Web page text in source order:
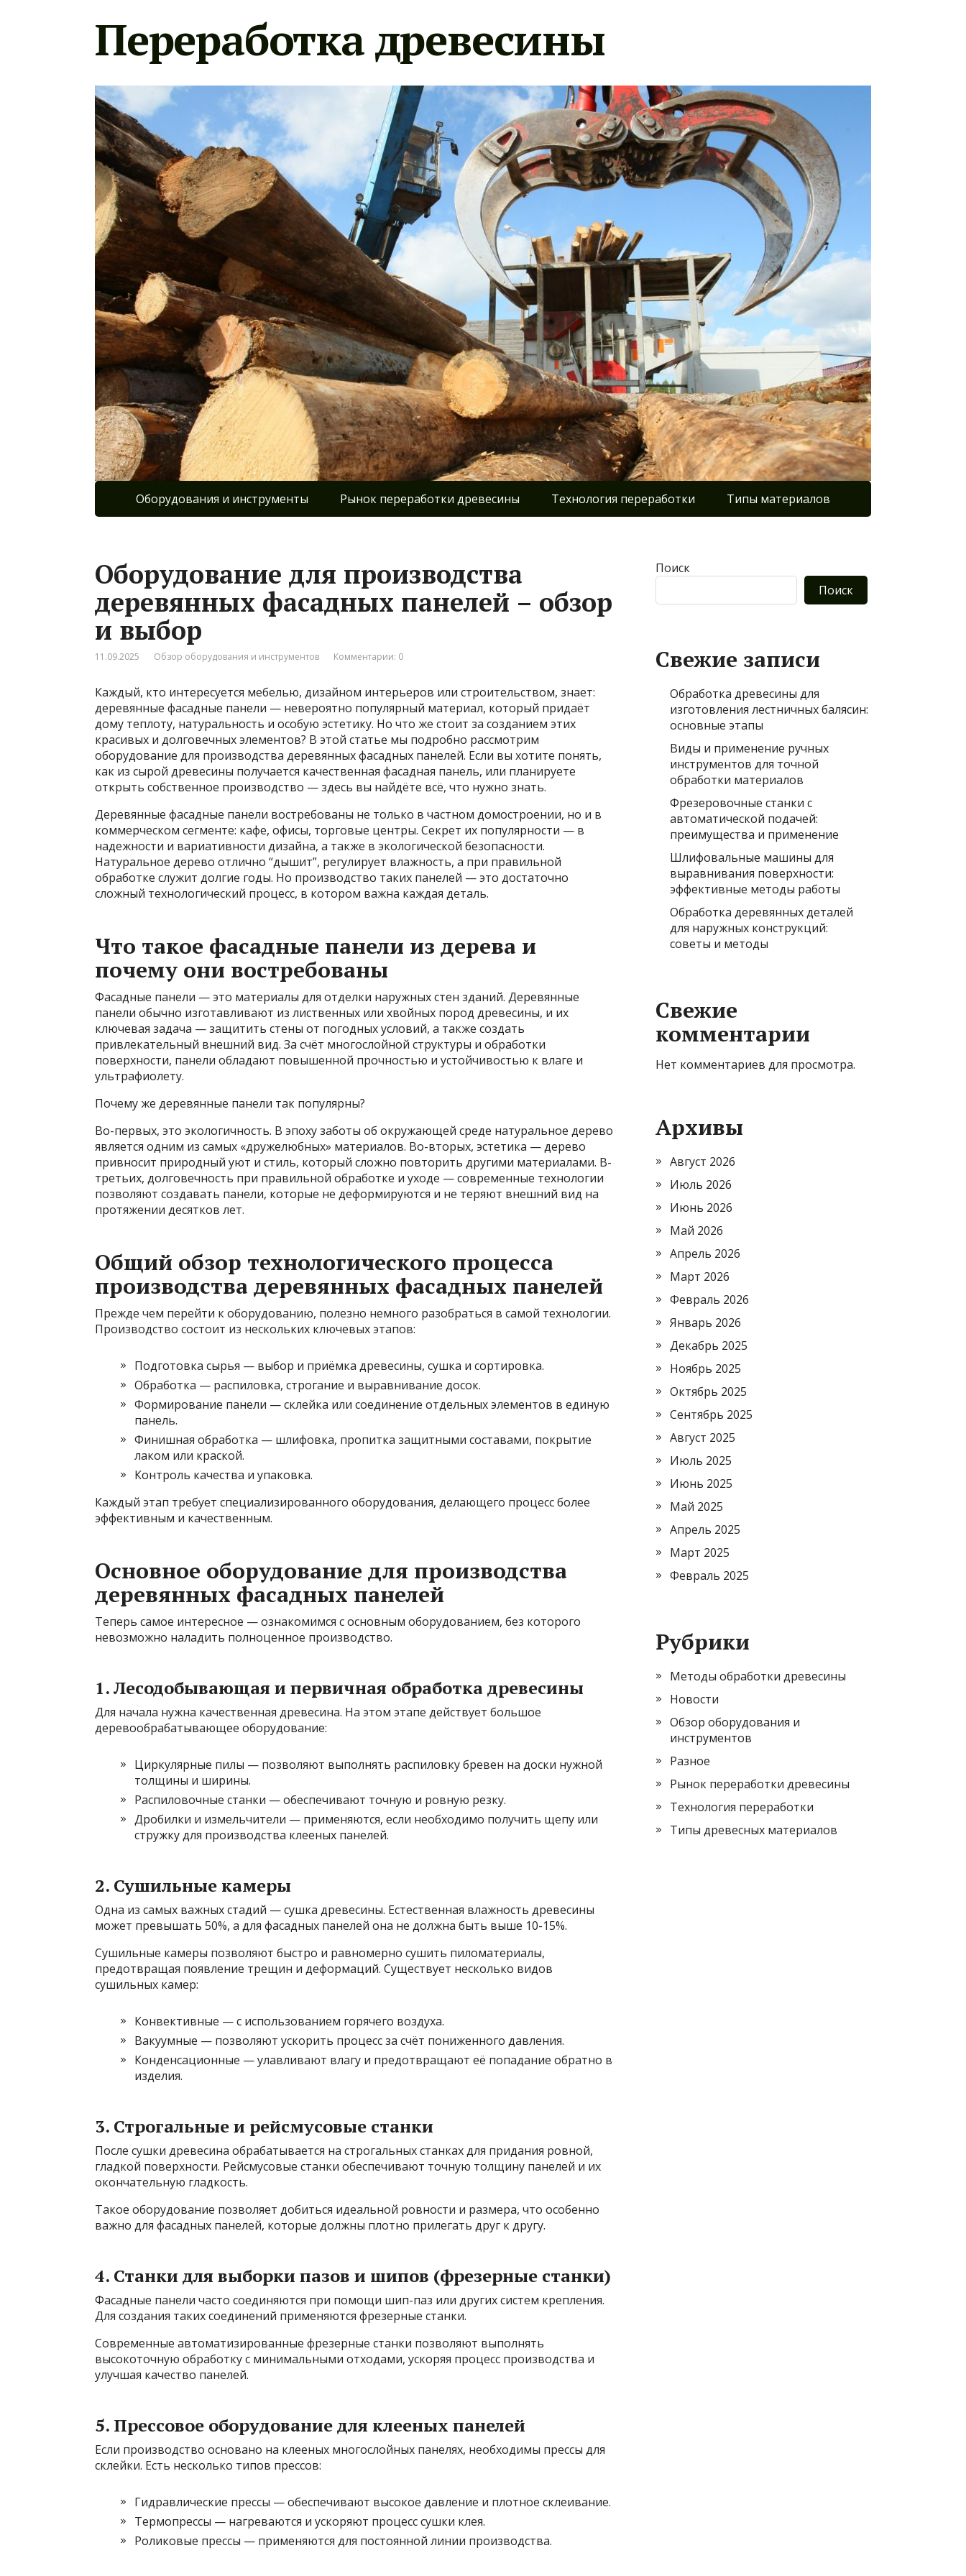
Переработка древесины
Оборудования и инструменты Рынок переработки древесины Технология переработки Типы материалов
Оборудование для производства
деревянных фасадных панелей – обзор
и выбор
11.09.2025 Обзор оборудования и инструментов Комментарии: 0
Каждый, кто интересуется мебелью, дизайном интерьеров или строительством, знает:
деревянные фасадные панели — невероятно популярный материал, который придаёт
дому теплоту, натуральность и особую эстетику. Но что же стоит за созданием этих
красивых и долговечных элементов? В этой статье мы подробно рассмотрим
оборудование для производства деревянных фасадных панелей. Если вы хотите понять,
как из сырой древесины получается качественная фасадная панель, или планируете
открыть собственное производство — здесь вы найдёте всё, что нужно знать.
Деревянные фасадные панели востребованы не только в частном домостроении, но и в
коммерческом сегменте: кафе, офисы, торговые центры. Секрет их популярности — в
надежности и вариативности дизайна, а также в экологической безопасности.
Натуральное дерево отлично “дышит”, регулирует влажность, а при правильной
обработке служит долгие годы. Но производство таких панелей — это достаточно
сложный технологический процесс, в котором важна каждая деталь.
Что такое фасадные панели из дерева и
почему они востребованы
Фасадные панели — это материалы для отделки наружных стен зданий. Деревянные
панели обычно изготавливают из лиственных или хвойных пород древесины, и их
ключевая задача — защитить стены от погодных условий, а также создать
привлекательный внешний вид. За счёт многослойной структуры и обработки
поверхности, панели обладают повышенной прочностью и устойчивостью к влаге и
ультрафиолету.
Почему же деревянные панели так популярны?
Во-первых, это экологичность. В эпоху заботы об окружающей среде натуральное дерево
является одним из самых «дружелюбных» материалов. Во-вторых, эстетика — дерево
привносит природный уют и стиль, который сложно повторить другими материалами. В-
третьих, долговечность при правильной обработке и уходе — современные технологии
позволяют создавать панели, которые не деформируются и не теряют внешний вид на
протяжении десятков лет.
Общий обзор технологического процесса
производства деревянных фасадных панелей
Прежде чем перейти к оборудованию, полезно немного разобраться в самой технологии.
Производство состоит из нескольких ключевых этапов:
Подготовка сырья — выбор и приёмка древесины, сушка и сортировка.
Обработка — распиловка, строгание и выравнивание досок.
Формирование панели — склейка или соединение отдельных элементов в единую
панель.
Финишная обработка — шлифовка, пропитка защитными составами, покрытие
лаком или краской.
Контроль качества и упаковка.
Каждый этап требует специализированного оборудования, делающего процесс более
эффективным и качественным.
Основное оборудование для производства
деревянных фасадных панелей
Теперь самое интересное — ознакомимся с основным оборудованием, без которого
невозможно наладить полноценное производство.
1. Лесодобывающая и первичная обработка древесины
Для начала нужна качественная древесина. На этом этапе действует большое
деревообрабатывающее оборудование:
Циркулярные пилы — позволяют выполнять распиловку бревен на доски нужной
толщины и ширины.
Распиловочные станки — обеспечивают точную и ровную резку.
Дробилки и измельчители — применяются, если необходимо получить щепу или
стружку для производства клееных панелей.
2. Сушильные камеры
Одна из самых важных стадий — сушка древесины. Естественная влажность древесины
может превышать 50%, а для фасадных панелей она не должна быть выше 10-15%.
Сушильные камеры позволяют быстро и равномерно сушить пиломатериалы,
предотвращая появление трещин и деформаций. Существует несколько видов
сушильных камер:
Конвективные — с использованием горячего воздуха.
Вакуумные — позволяют ускорить процесс за счёт пониженного давления.
Конденсационные — улавливают влагу и предотвращают её попадание обратно в
изделия.
3. Строгальные и рейсмусовые станки
После сушки древесина обрабатывается на строгальных станках для придания ровной,
гладкой поверхности. Рейсмусовые станки обеспечивают точную толщину панелей и их
окончательную гладкость.
Такое оборудование позволяет добиться идеальной ровности и размера, что особенно
важно для фасадных панелей, которые должны плотно прилегать друг к другу.
4. Станки для выборки пазов и шипов (фрезерные станки)
Фасадные панели часто соединяются при помощи шип-паз или других систем крепления.
Для создания таких соединений применяются фрезерные станки.
Современные автоматизированные фрезерные станки позволяют выполнять
высокоточную обработку с минимальными отходами, ускоряя процесс производства и
улучшая качество панелей.
5. Прессовое оборудование для клееных панелей
Если производство основано на клееных многослойных панелях, необходимы прессы для
склейки. Есть несколько типов прессов:
Гидравлические прессы — обеспечивают высокое давление и плотное склеивание.
Термопрессы — нагреваются и ускоряют процесс сушки клея.
Роликовые прессы — применяются для постоянной линии производства.
Поиск
Поиск
Свежие записи
Обработка древесины для
изготовления лестничных балясин:
основные этапы
Виды и применение ручных
инструментов для точной
обработки материалов
Фрезеровочные станки с
автоматической подачей:
преимущества и применение
Шлифовальные машины для
выравнивания поверхности:
эффективные методы работы
Обработка деревянных деталей
для наружных конструкций:
советы и методы
Свежие
комментарии
Нет комментариев для просмотра.
Архивы
Август 2026
Июль 2026
Июнь 2026
Май 2026
Апрель 2026
Март 2026
Февраль 2026
Январь 2026
Декабрь 2025
Ноябрь 2025
Октябрь 2025
Сентябрь 2025
Август 2025
Июль 2025
Июнь 2025
Май 2025
Апрель 2025
Март 2025
Февраль 2025
Рубрики
Методы обработки древесины
Новости
Обзор оборудования и
инструментов
Разное
Рынок переработки древесины
Технология переработки
Типы древесных материалов